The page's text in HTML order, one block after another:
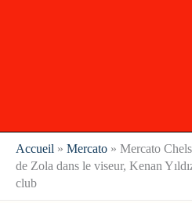
Accueil » Mercato » Mercato
de Zola dans le viseur, Kenan
club